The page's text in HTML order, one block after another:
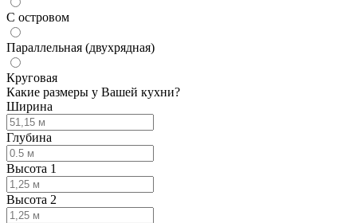
С островом
Параллельная (двухрядная)
Круговая
Какие размеры у Вашей кухни?
Ширина
Глубина
Высота 1
Высота 2